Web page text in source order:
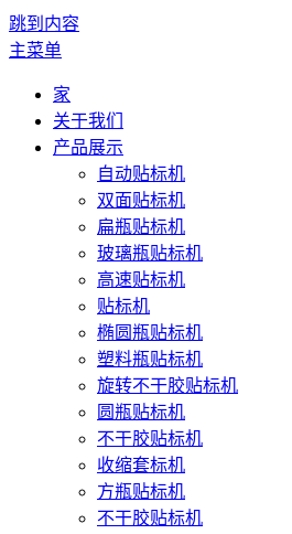
跳到内容
主菜单
家
关于我们
产品展示
自动贴标机
双面贴标机
扁瓶贴标机
玻璃瓶贴标机
高速贴标机
贴标机
椭圆瓶贴标机
塑料瓶贴标机
旋转不干胶贴标机
圆瓶贴标机
不干胶贴标机
收缩套标机
方瓶贴标机
不干胶贴标机